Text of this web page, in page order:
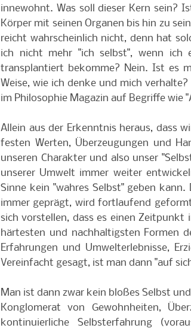
innewohnt. Was soll dieser Kern sein?
Körper mit seinen Organen bis hin zu
reicht wahrscheinlich nicht, denn hat
ich nicht mehr "ich selbst", wenn ich
transplantiert bekomme? Nein. Ist es
Weise, wie ich denke und mich
im Philosophie Magazin auf Begriffe
Allein aus der Erkenntnis heraus, dass
festen Werten, Überzeugungen und
unseren Charakter und also unser
unserer Umwelt immer weiter
Sinne kein "wahres Selbst" geben
immer geprägt, wird fortlaufend
sich vorstellen, dass es einen Zeitpunkt
härtesten und nachhaltigsten Formen
Erfahrungen und Umwelterlebnisse,
Vereinfacht gesagt, ist man dann "auf
Man ist dann zwar kein bloßes Selbst
Konglomerat von Gewohnheiten,
kontinuierliche Selbsterfahrung